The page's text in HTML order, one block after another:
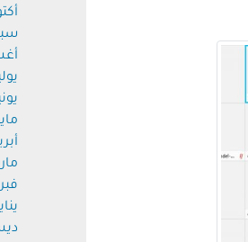
أكتوبر
سبتمبر
يوليو 2024
يونيو 2024
مايو 2024
أبريل
مارس
فبراير
يناير 2024